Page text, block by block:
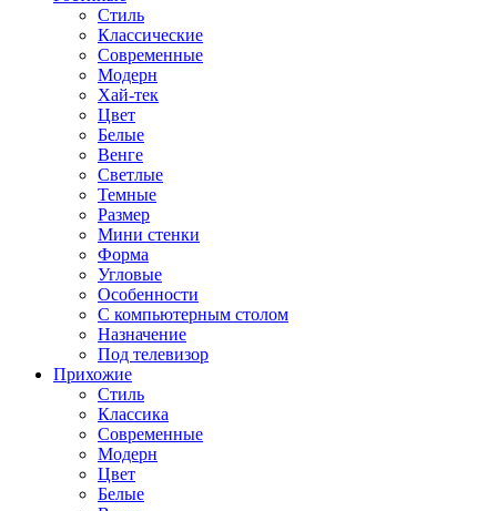
Стиль
Классические
Современные
Модерн
Хай-тек
Цвет
Белые
Венге
Светлые
Темные
Размер
Мини стенки
Форма
Угловые
Особенности
С компьютерным столом
Назначение
Под телевизор
Прихожие
Стиль
Классика
Современные
Модерн
Цвет
Белые